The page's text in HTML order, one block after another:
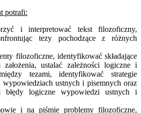
potrafi:
i interpretować tekst filozoficzny,
tezy pochodzące z różnych
filozoficzne, identyfikować składające
ustalać zależności logiczne i
tezami, identyfikować strategie
wypowiedziach ustnych i pisemnych oraz
logiczne wypowiedzi ustnych i
i na piśmie problemy filozoficzne,